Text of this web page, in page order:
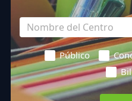
Público